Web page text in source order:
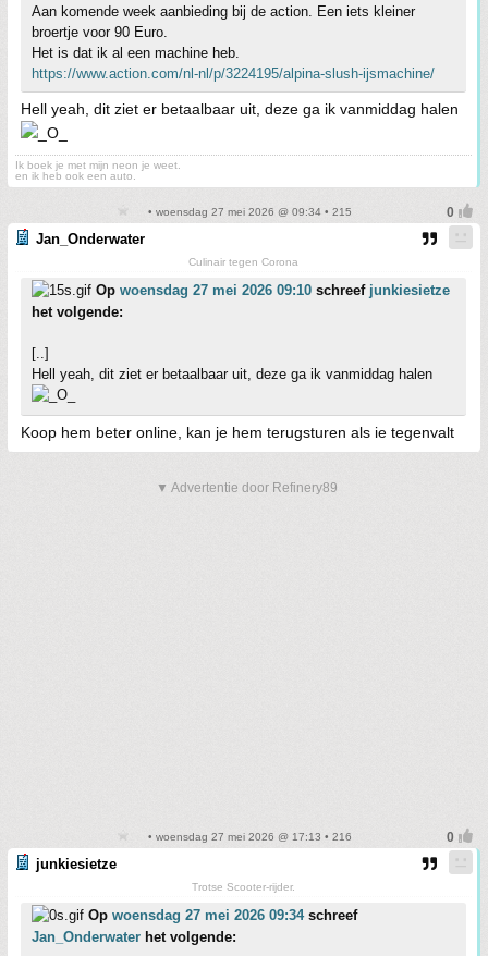
Aan komende week aanbieding bij de action. Een iets kleiner
broertje voor 90 Euro.
Het is dat ik al een machine heb.
https://www.action.com/nl-nl/p/3224195/alpina-slush-ijsmachine/
Hell yeah, dit ziet er betaalbaar uit, deze ga ik vanmiddag halen
Ik boek je met mijn neon je weet.
en ik heb ook een auto.
• woensdag 27 mei 2026 @ 09:34 • 215
Jan_Onderwater
Culinair tegen Corona
Op woensdag 27 mei 2026 09:10 schreef junkiesietze
het volgende:
[..]
Hell yeah, dit ziet er betaalbaar uit, deze ga ik vanmiddag halen
Koop hem beter online, kan je hem terugsturen als ie tegenvalt
▼ Advertentie door Refinery89
• woensdag 27 mei 2026 @ 17:13 • 216
junkiesietze
Trotse Scooter-rijder.
Op woensdag 27 mei 2026 09:34schreef
Jan_Onderwater het volgende: